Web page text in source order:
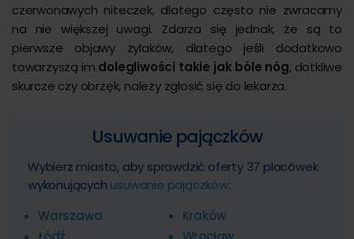
czerwonawych niteczek, dlatego często nie zwracamy
na nie większej uwagi. Zdarza się jednak, że są to
pierwsze objawy żylaków, dlatego jeśli dodatkowo
towarzyszą im dolegliwości takie jak bóle nóg, dotkliwe
skurcze czy obrzęk, należy zgłosić się do lekarza.
Usuwanie pajączków
Wybierz miasto, aby sprawdzić oferty 37 placówek
wykonujących usuwanie pajączków:
Warszawa
Kraków